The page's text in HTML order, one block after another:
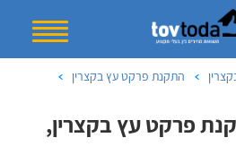
התקנת פרקט עץ בקצרין
פרקט עץ בקצרין,